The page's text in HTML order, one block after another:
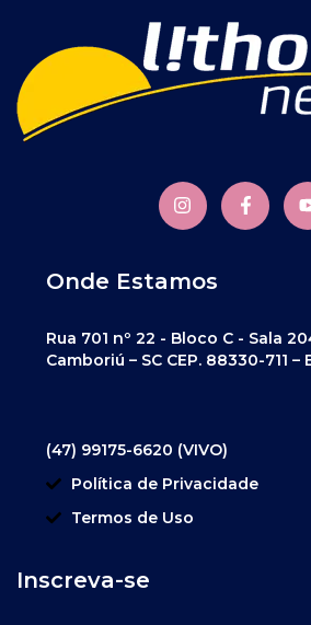
Onde Estamos
Rua 701 nº 22 - Bloco C - Sala
Camboriú – SC CEP. 88330-711 –
(47) 99175-6620 (VIVO)
Política de Privacidade
Termos de Uso
Inscreva-se